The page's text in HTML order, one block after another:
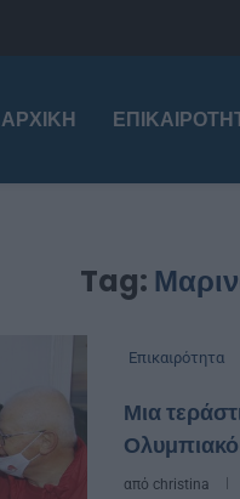
ΑΡΧΙΚΉ
Tag:
Επικαιρότητα
Μια
Ολυμπιακό
από christina